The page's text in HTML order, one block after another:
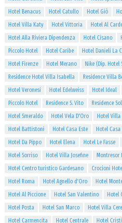
Hotel Benacus
Hotel Catullo Hotel Giò
Hotel Villa Katy
Hotel Vittoria Hotel Al
Hotel Alla Riviera Dipendenza
Hotel Cisano
Piccolo Hotel
Hotel Caribe Hotel Danieli La
Hotel Firenze
Hotel Merano Nike (Dip. Hotel
Residence Hotel Villa Isabella
Residence Villa
Hotel Veronesi
Hotel Edelweiss Hotel Ideal
Piccolo Hotel
Residence S. Vito Residence
Hotel Smeraldo
Hotel Vela D'Oro Hotel
Hotel Battistoni
Hotel Casa Este Hotel
Hotel Da Pippo
Hotel Elena Hotel Le Fasse
Hotel Sorriso
Hotel Villa Josefine
Montresor
Hotel Centro turistico Gardesano
Crocioni
Hotel Roma
Hotel Agnello d'Oro Hotel
Hotel Al Piccione
Hotel San Valentino Hotel
Hotel Posta
Hotel San Marco Hotel Villa
Hotel Carmencita
Hotel Centrale Hotel